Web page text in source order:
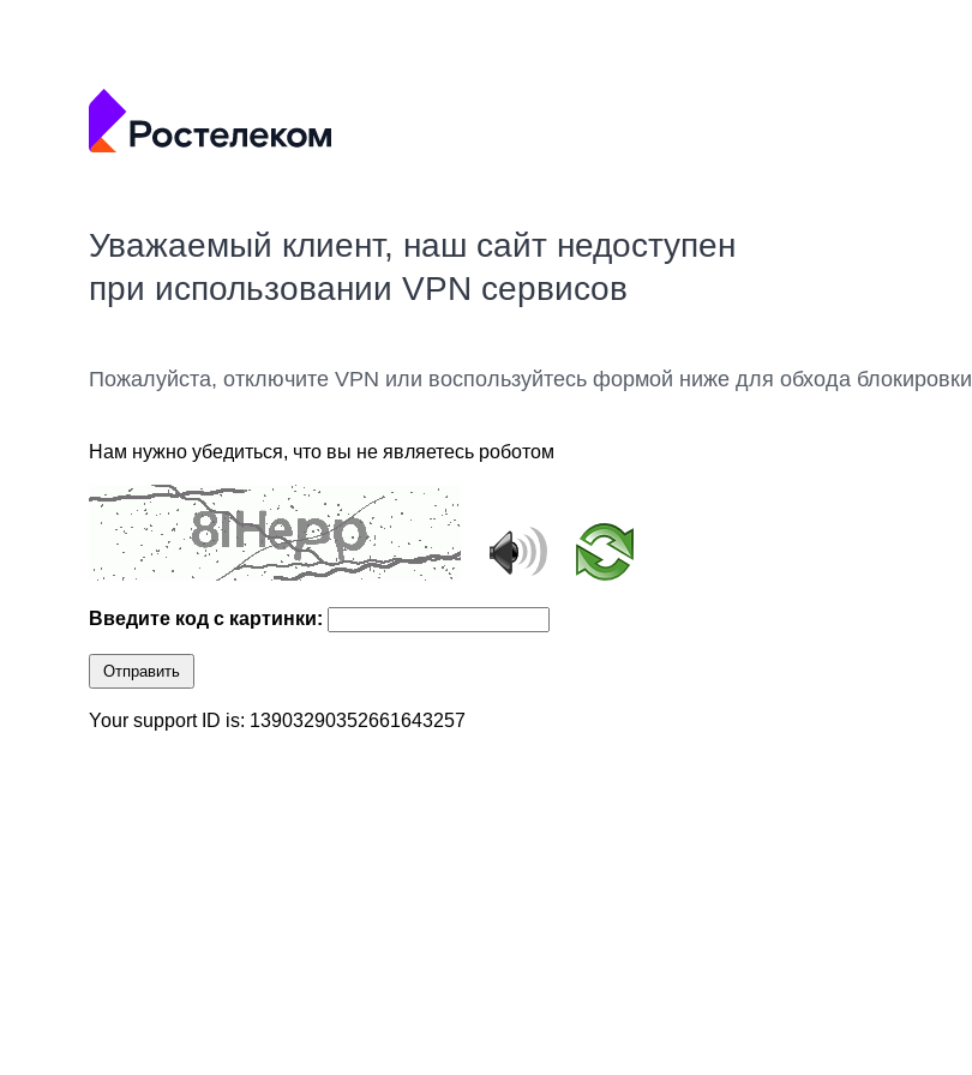
Уважаемый клиент, наш сайт недоступен
при использовании VPN сервисов
Пожалуйста, отключите VPN или воспользуйтесь формой ниже для обхода блокировки
Нам нужно убедиться, что вы не являетесь роботом
Введите код с картинки:
Отправить
Your support ID is: 13903290352661643257